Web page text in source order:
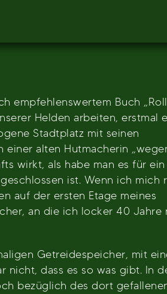
empfehlenswertem Buch
Helden arbeiten, erstmal
Stadtplatz mit seinen
einer alten Hutmacherin
wirkt, als habe man es für ein
ist. Wenn ich mich
auf der ersten Etage meines
an die ich locker 40 Jahre
Getreidespeicher, mit
nicht, dass es so was gibt. In
bezüglich des dort